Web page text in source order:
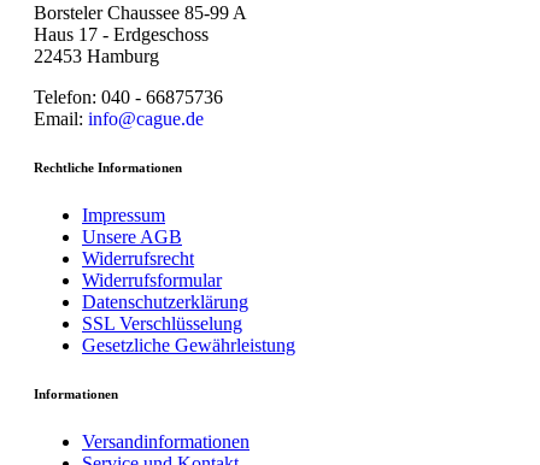
Borsteler Chaussee 85-99 A
Haus 17 - Erdgeschoss
22453 Hamburg
Telefon: 040 - 66875736
Email: info@cague.de
Rechtliche Informationen
Impressum
Unsere AGB
Widerrufsrecht
Widerrufsformular
Datenschutzerklärung
SSL Verschlüsselung
Gesetzliche Gewährleistung
Informationen
Versandinformationen